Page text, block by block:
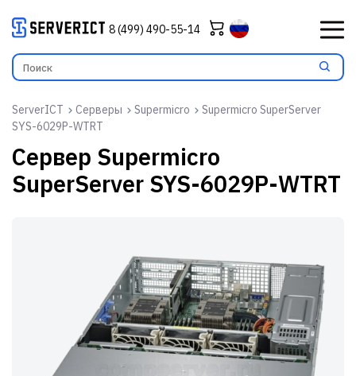
8 (499) 490-55-14
ServerICT Серверы Supermicro
Supermicro SuperServer
SYS-6029P-WTRT
Сервер Supermicro
SuperServer SYS-6029P-WTRT